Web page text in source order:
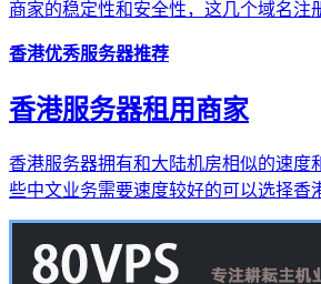
商家的稳定性和安全性，这几个域名注
香港优秀服务器推荐
香港服务器租用商家
香港服务器拥有和大陆机房相似的速度
些中文业务需要速度较好的可以选择香